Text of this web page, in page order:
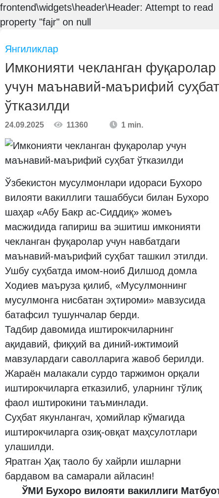
frontend\widgets\header\Header: Attempt to read
property "fajr" on null
Янгиликлар
Имконияти чекланган фуқаролар
учун маънавий-маърифий суҳбат
ўтказилди
24.09.2025 11360 1 min.
Ўзбекистон мусулмонлари идораси Бухоро
вилояти вакиллиги ташаббуси билан Бухоро
шаҳар «Абу Бакр ас-Сиддиқ» жомеъ
масжидида гапириш ва эшитиш имконияти
чекланган фуқаролар учун навбатдаги
маънавий-маърифий суҳбат ташкил этилди.
Ушбу суҳбатда имом-ноиб Дилшод домла
Ходиев маъруза қилиб, «Мусулмоннинг
мусулмонга нисбатан эҳтироми» мавзусида
батафсил тушунчалар берди.
Тадбир давомида иштирокчиларнинг
ақидавий, фиқҳий ва диний-ижтимоий
мавзулардаги саволларига жавоб берилди.
Жараён малакали сурдо таржимон орқали
иштирокчиларга етказилиб, уларнинг тўлиқ
фаол иштирокини таъминлади.
Суҳбат якунлангач, ҳомийлар кўмагида
иштирокчиларга озиқ-овқат маҳсулотлари
улашилди.
Яратган Ҳақ таоло бу хайрли ишларни
бардавом ва самарали айласин!
ЎМИ Бухоро вилояти вакиллиги